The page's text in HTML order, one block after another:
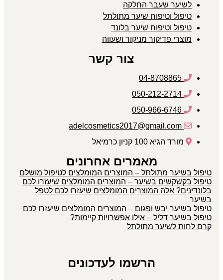
לשיער שעבר החלקה
טיפול וטיפוח שיער מתולתל
טיפול וטיפוח שיער בלונד
מוצרי פדיקור מניקור ושעווה
צור קשר
04-8708865
050-212-2714
050-966-6746
adelcosmetics2017@gmail.com
מורד הגיא 100 קניון כרמיאל
מאמרים אחרונים
טיפול בשיער מתולתל – המוצרים המומלצים לטיפול מושלם
טיפול בקשקשים בשיער – המוצרים המומלצים שיעזרו לכם
בלונדינים? אלה המוצרים המומלצים שיעזרו לכם לטפל
בשיער
טיפול בשיער יבש ופגום – המוצרים המומלצים שיעזרו לכם
טיפול בשיער דליל – אילו אפשרויות קיימות?
קרם לחות לשיער מתולתל
הרשמו לעדכונים